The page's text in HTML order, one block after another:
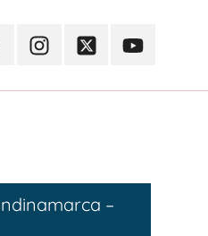
InstagramTwitterYoutube
–